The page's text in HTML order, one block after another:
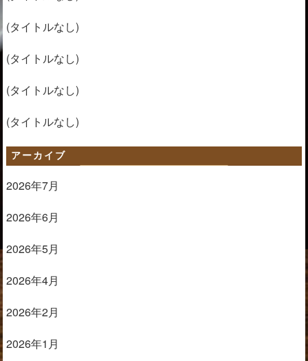
(タイトルなし)
(タイトルなし)
(タイトルなし)
(タイトルなし)
アーカイブ
2026年7月
2026年6月
2026年5月
2026年4月
2026年2月
2026年1月